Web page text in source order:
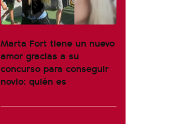
Marta Fort tiene un nuevo
amor gracias a su
concurso para conseguir
novio: quién es